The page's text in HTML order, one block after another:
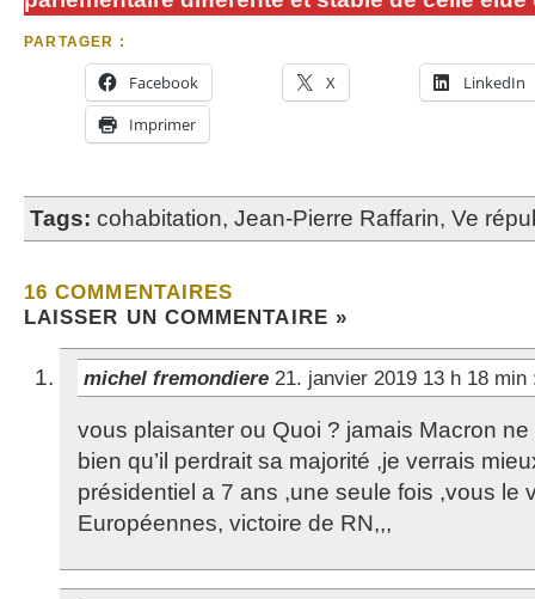
PARTAGER :
Facebook X
LinkedIn
Imprimer
Tags: cohabitation, Jean-Pierre Raffarin, Ve
16 COMMENTAIRES
LAISSER UN COMMENTAIRE »
michel fremondiere 21. janvier 2019 13 h 18 min
vous plaisanter ou Quoi ? jamais Macron
bien qu’il perdrait sa majorité ,je verrais
présidentiel a 7 ans ,une seule fois ,vous le
Européennes, victoire de RN,,,